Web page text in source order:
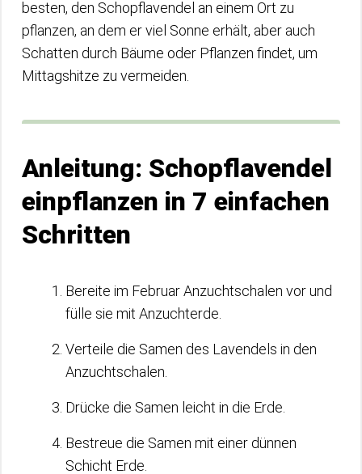
besten, den Schopflavendel an einem Ort zu
pflanzen, an dem er viel Sonne erhält, aber auch
Schatten durch Bäume oder Pflanzen findet, um
Mittagshitze zu vermeiden.
Anleitung: Schopflavendel
einpflanzen in 7 einfachen
Schritten
Bereite im Februar Anzuchtschalen vor und
fülle sie mit Anzuchterde.
Verteile die Samen des Lavendels in den
Anzuchtschalen.
Drücke die Samen leicht in die Erde.
Bestreue die Samen mit einer dünnen
Schicht Erde.